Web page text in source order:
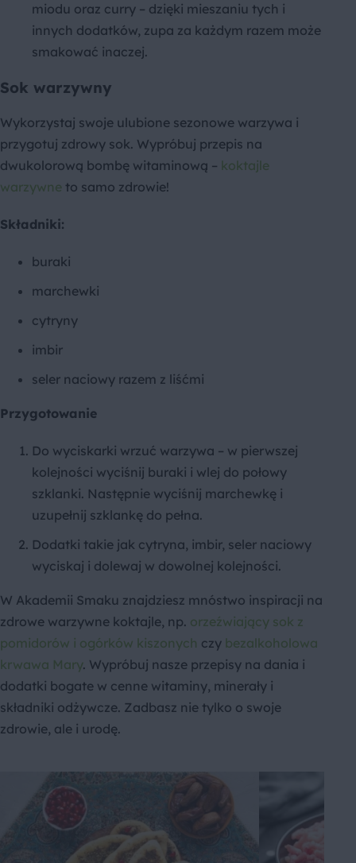
miodu oraz curry – dzięki mieszaniu tych i
innych dodatków, zupa za każdym razem może
smakować inaczej.
Sok warzywny
Wykorzystaj swoje ulubione sezonowe warzywa i
przygotuj zdrowy sok. Wypróbuj przepis na
dwukolorową bombę witaminową – koktajle
warzywne to samo zdrowie!
Składniki:
buraki
marchewki
cytryny
imbir
seler naciowy razem z liśćmi
Przygotowanie
Do wyciskarki wrzuć warzywa – w pierwszej
kolejności wyciśnij buraki i wlej do połowy
szklanki. Następnie wyciśnij marchewkę i
uzupełnij szklankę do pełna.
Dodatki takie jak cytryna, imbir, seler naciowy
wyciskaj i dolewaj w dowolnej kolejności.
W Akademii Smaku znajdziesz mnóstwo inspiracji na
zdrowe warzywne koktajle, np. orzeźwiający sok z
pomidorów i ogórków kiszonych czy bezalkoholowa
krwawa Mary. Wypróbuj nasze przepisy na dania i
dodatki bogate w cenne witaminy, minerały i
składniki odżywcze. Zadbasz nie tylko o swoje
zdrowie, ale i urodę.